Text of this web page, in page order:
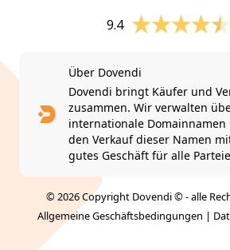
9.4
Über Dovendi
Dovendi bringt Käufer und
zusammen. Wir verwalten
internationale
den Verkauf dieser Namen
gutes Geschäft für alle
© 2026 Copyright Dovendi © - alle
Allgemeine Geschäftsbedingungen |